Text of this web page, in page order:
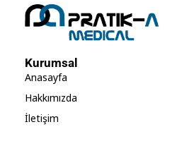
Kurumsal
Anasayfa
Hakkımızda
İletişim